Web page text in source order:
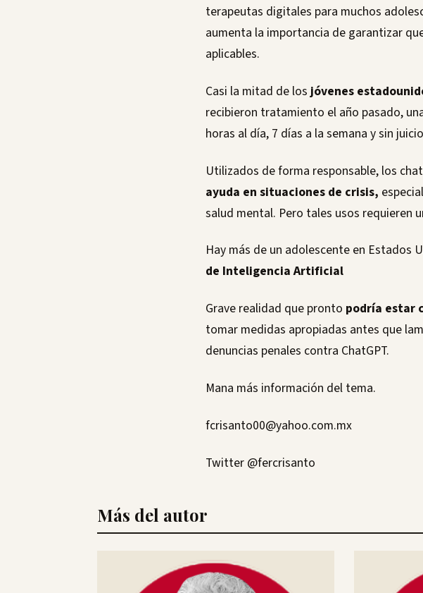
terapeutas digitales para muchos
aumenta la importancia de garantizar
aplicables.
Casi la mitad de los jóvenes
recibieron tratamiento el año pasado,
horas al día, 7 días a la semana y sin
Utilizados de forma responsable, los
ayuda en situaciones de crisis,
salud mental. Pero tales usos requieren
Hay más de un adolescente en Estados
de Inteligencia Artificial
Grave realidad que pronto podría estar
tomar medidas apropiadas antes que
denuncias penales contra ChatGPT.
Mana más información del tema.
fcrisanto00@yahoo.com.mx
Twitter @fercrisanto
Más del autor